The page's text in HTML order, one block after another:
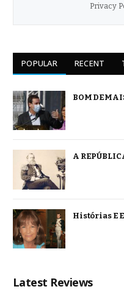
Privacy
POPULAR RECENT
BOM
A
Histórias E
Latest Reviews